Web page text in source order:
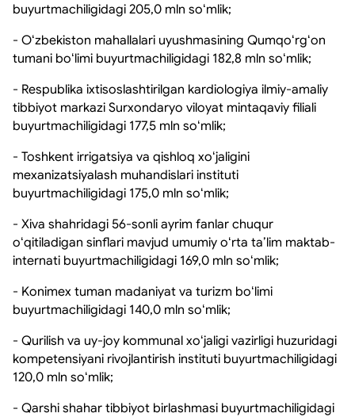
buyurtmachiligidagi 205,0 mln soʻmlik;
- Oʻzbekiston mahallalari uyushmasining Qumqoʻrgʻon
tumani boʻlimi buyurtmachiligidagi 182,8 mln soʻmlik;
- Respublika ixtisoslashtirilgan kardiologiya ilmiy-amaliy
tibbiyot markazi Surxondaryo viloyat mintaqaviy filiali
buyurtmachiligidagi 177,5 mln soʻmlik;
- Toshkent irrigatsiya va qishloq xoʻjaligini
mexanizatsiyalash muhandislari instituti
buyurtmachiligidagi 175,0 mln soʻmlik;
- Xiva shahridagi 56-sonli ayrim fanlar chuqur
oʻqitiladigan sinflari mavjud umumiy oʻrta taʼlim maktab-
internati buyurtmachiligidagi 169,0 mln soʻmlik;
- Konimex tuman madaniyat va turizm boʻlimi
buyurtmachiligidagi 140,0 mln soʻmlik;
- Qurilish va uy-joy kommunal xoʻjaligi vazirligi huzuridagi
kompetensiyani rivojlantirish instituti buyurtmachiligidagi
120,0 mln soʻmlik;
- Qarshi shahar tibbiyot birlashmasi buyurtmachiligidagi